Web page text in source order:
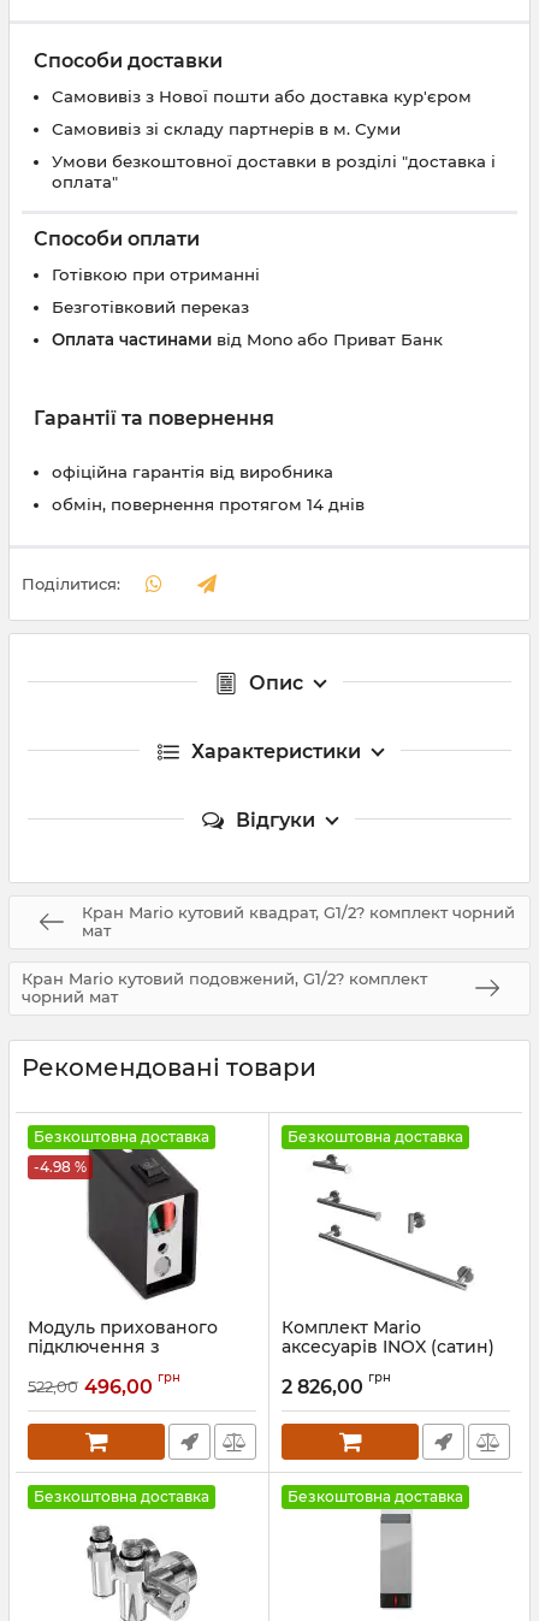
Способи доставки
Самовивіз з Нової пошти або доставка кур'єром
Самовивіз зі складу партнерів в м. Суми
Умови безкоштовної доставки в розділі "доставка і
оплата"
Способи оплати
Готівкою при отриманні
Безготівковий переказ
Оплата частинами від Mono або Приват Банк
Гарантії та повернення
офіційна гарантія від виробника
обмін, повернення протягом 14 днів
Поділитися:
Опис
Характеристики
Відгуки
Кран Mario кутовий квадрат, G1/2? комплект чорний
мат
Кран Mario кутовий подовжений, G1/2? комплект
чорний мат
Рекомендовані товари
Безкоштовна доставка
-4.98 %
Модуль прихованого
підключення з
Артикул:73207636
522,00 496,00 грн
Безкоштовна доставка
Комплект Mario
аксесуарів INOX (сатин)
2 826,00 грн
Безкоштовна доставка Безкоштовна доставка